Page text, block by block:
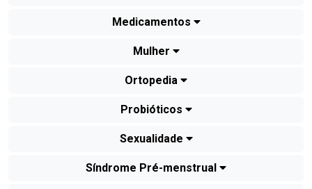
Medicamentos
Mulher
Ortopedia
Probióticos
Sexualidade
Síndrome Pré-menstrual